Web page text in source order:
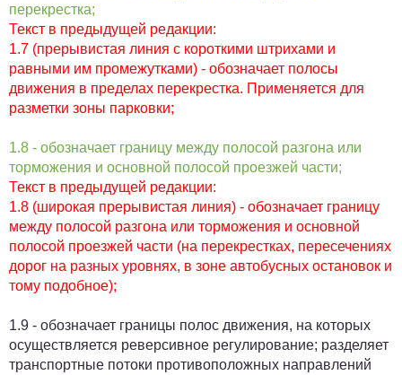
перекрестка;
Текст в предыдущей редакции:
1.7 (прерывистая линия с короткими штрихами и
равными им промежутками) - обозначает полосы
движения в пределах перекрестка. Применяется для
разметки зоны парковки;
1.8 - обозначает границу между полосой разгона или
торможения и основной полосой проезжей части;
Текст в предыдущей редакции:
1.8 (широкая прерывистая линия) - обозначает границу
между полосой разгона или торможения и основной
полосой проезжей части (на перекрестках, пересечениях
дорог на разных уровнях, в зоне автобусных остановок и
тому подобное);
1.9 - обозначает границы полос движения, на которых
осуществляется реверсивное регулирование; разделяет
транспортные потоки противоположных направлений